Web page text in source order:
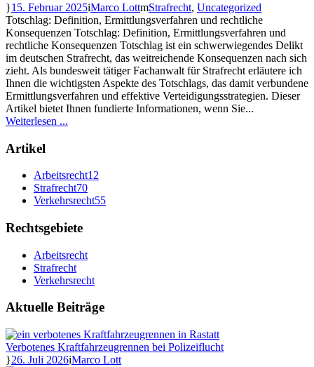
15. Februar 2025 Marco Lott Strafrecht, Uncategorized
Totschlag: Definition, Ermittlungsverfahren und rechtliche
Konsequenzen Totschlag: Definition, Ermittlungsverfahren und
rechtliche Konsequenzen Totschlag ist ein schwerwiegendes Delikt
im deutschen Strafrecht, das weitreichende Konsequenzen nach sich
zieht. Als bundesweit tätiger Fachanwalt für Strafrecht erläutere ich
Ihnen die wichtigsten Aspekte des Totschlags, das damit verbundene
Ermittlungsverfahren und effektive Verteidigungsstrategien. Dieser
Artikel bietet Ihnen fundierte Informationen, wenn Sie...
Weiterlesen ...
Artikel
Arbeitsrecht12
Strafrecht70
Verkehrsrecht55
Rechtsgebiete
Arbeitsrecht
Strafrecht
Verkehrsrecht
Aktuelle Beiträge
Verbotenes Kraftfahrzeugrennen bei Polizeiflucht
26. Juli 2026 Marco Lott